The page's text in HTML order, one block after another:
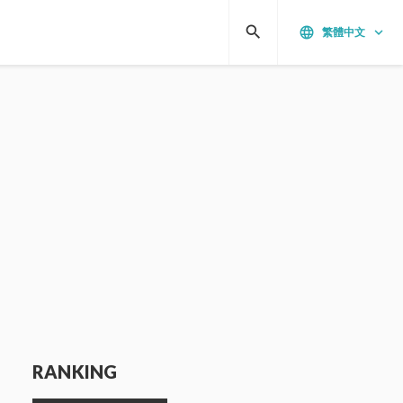
language 繁體中文 keyboard_arrow_down
search
RANKING